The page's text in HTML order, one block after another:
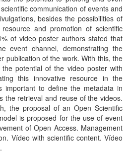
communication of events and
besides the possibilities of
and promotion of scientific
of video poster authors stated that
event channel, demonstrating the
publication of the work. With this, the
potential of the video poster with
this innovative resource in the
important to define the metadata in
the retrieval and reuse of the videos.
the proposal of an Open Scientific
is proposed for the use of event
of Open Access. Management
Vídeo with scientific content. Vídeo